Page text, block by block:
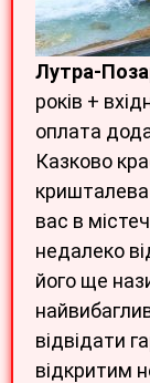
Лутра-
років +
оплата
Казково
кришталева
вас в
недалеко
його ще
відвідати
відкритим